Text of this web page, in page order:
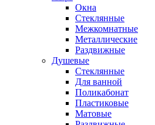
Окна
Стеклянные
Межкомнатные
Металлические
Раздвижные
Душевые
Стеклянные
Для ванной
Поликабонат
Пластиковые
Матовые